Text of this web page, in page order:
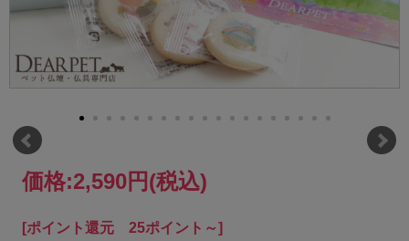
価格:2,590円(税込)
[ポイント還元 25ポイント～]